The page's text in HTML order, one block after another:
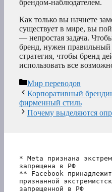
брендом-наблюдателем.
Как только вы начнете
существует в мире, вы
— непростая задача.
бренд, нужен
стратегия, чтобы бренд
использовать все
Рубрики
Мир переводов
Корпоративный
фирменный стиль
Почему выделяются
* Meta признана
запрещена в РФ
** Facebook
признанной
запрещенной в РФ